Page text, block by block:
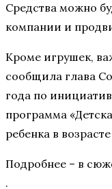
Средства можно
компании и
Кроме игрушек,
сообщила глава
года по
программа
ребенка в
Подробнее – в
.